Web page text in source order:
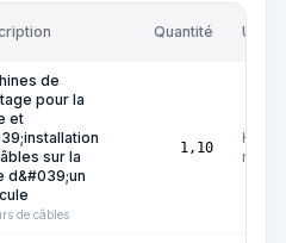
Quantité Unité
de
pour la
et
sur la
d&#039;un
de câbles
1,10